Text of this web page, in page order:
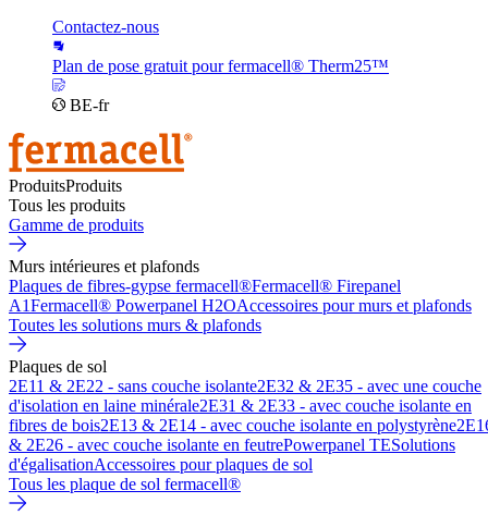
Contactez-nous
Plan de pose gratuit pour fermacell® Therm25™
BE-fr
ProduitsProduits
Tous les produits
Gamme de produits
Murs intérieures et plafonds
Plaques de fibres-gypse fermacell®Fermacell® Firepanel
A1Fermacell® Powerpanel H2OAccessoires pour murs et plafonds
Toutes les solutions murs & plafonds
Plaques de sol
2E11 & 2E22 - sans couche isolante2E32 & 2E35 - avec une couche
d'isolation en laine minérale2E31 & 2E33 - avec couche isolante en
fibres de bois2E13 & 2E14 - avec couche isolante en polystyrène
& 2E26 - avec couche isolante en feutrePowerpanel TESolutions
d'égalisationAccessoires pour plaques de sol
Tous les plaque de sol fermacell®